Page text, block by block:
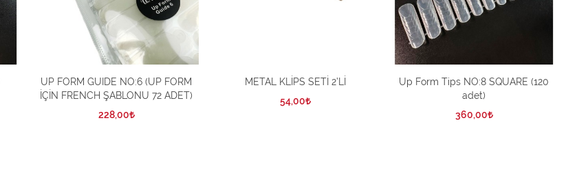
UP FORM GUIDE NO:6 (UP FORM
İÇİN FRENCH ŞABLONU 72 ADET)
228,00
METAL KLİPS SETİ 2’Lİ
54,00
Up Form Tips NO:8 SQUARE (120
adet)
360,00